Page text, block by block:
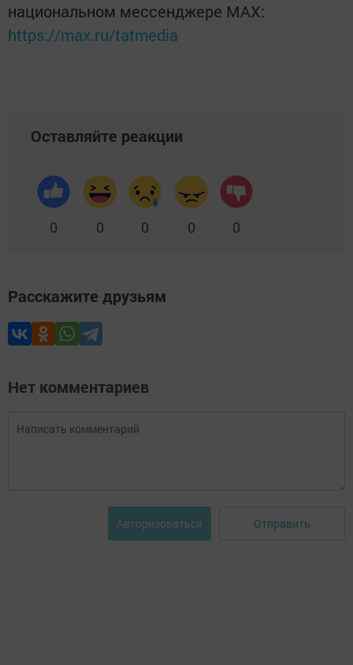
национальном мессенджере MАХ:
https://max.ru/tatmedia
Оставляйте реакции
0 0 0 0 0
Расскажите друзьям
Нет комментариев
Авторизоваться Отправить